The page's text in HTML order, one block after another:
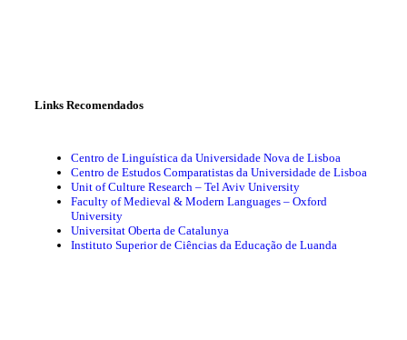
Links Recomendados
Centro de Linguística da Universidade Nova de Lisboa
Centro de Estudos Comparatistas da Universidade de Lisboa
Unit of Culture Research – Tel Aviv University
Faculty of Medieval & Modern Languages – Oxford
University
Universitat Oberta de Catalunya
Instituto Superior de Ciências da Educação de Luanda